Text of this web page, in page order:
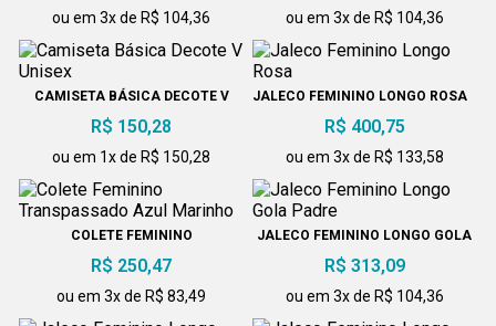
ou em 3x de R$ 104,36 ou em 3x de R$ 104,36
CAMISETA BÁSICA DECOTE V
UNISEX
R$ 150,28
ou em 1x de R$ 150,28
JALECO FEMININO LONGO ROSA
R$ 400,75
ou em 3x de R$ 133,58
COLETE FEMININO
TRANSPASSADO AZUL MARINHO
R$ 250,47
ou em 3x de R$ 83,49
JALECO FEMININO LONGO GOLA
R$ 313,09
ou em 3x de R$ 104,36